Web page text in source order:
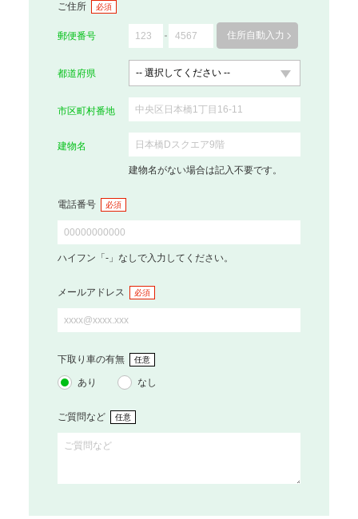
ご住所 必須
郵便番号 住所自動入力
都道府県
市区町村番地
建物名
建物名がない場合は記入不要です。
電話番号 必須
ハイフン「-」なしで入力してください。
メールアドレス 必須
下取り車の有無 任意
あり なし
ご質問など 任意